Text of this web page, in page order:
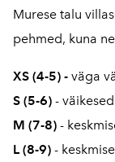
Murese talu
pehmed, kuna
XS (4-5) - väga
S (5-6) -
M (7-8) -
L (8-9) -